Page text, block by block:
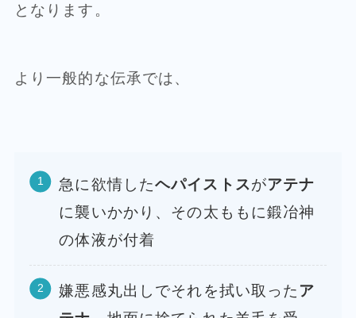
となります。
より一般的な伝承では、
急に欲情したヘパイストスがアテナ
に襲いかかり、その太ももに鍛冶神
の体液が付着
嫌悪感丸出しでそれを拭い取った ア